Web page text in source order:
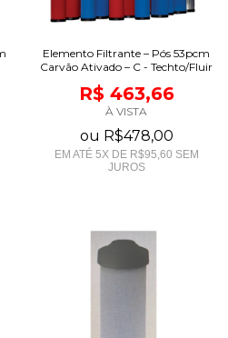
Elemento Filtrante – Pós 53pcm
Carvão Ativado – C - Techto/Fluir
R$ 463,66
À VISTA
ou R$478,00
EM ATÉ 5X DE R$95,60 SEM
JUROS